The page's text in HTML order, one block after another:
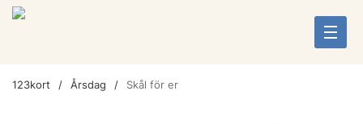
123kort Årsdag Skål för er